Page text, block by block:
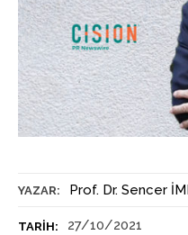
YAZAR: Prof. Dr. Sencer
TARIH: 27/10/2021